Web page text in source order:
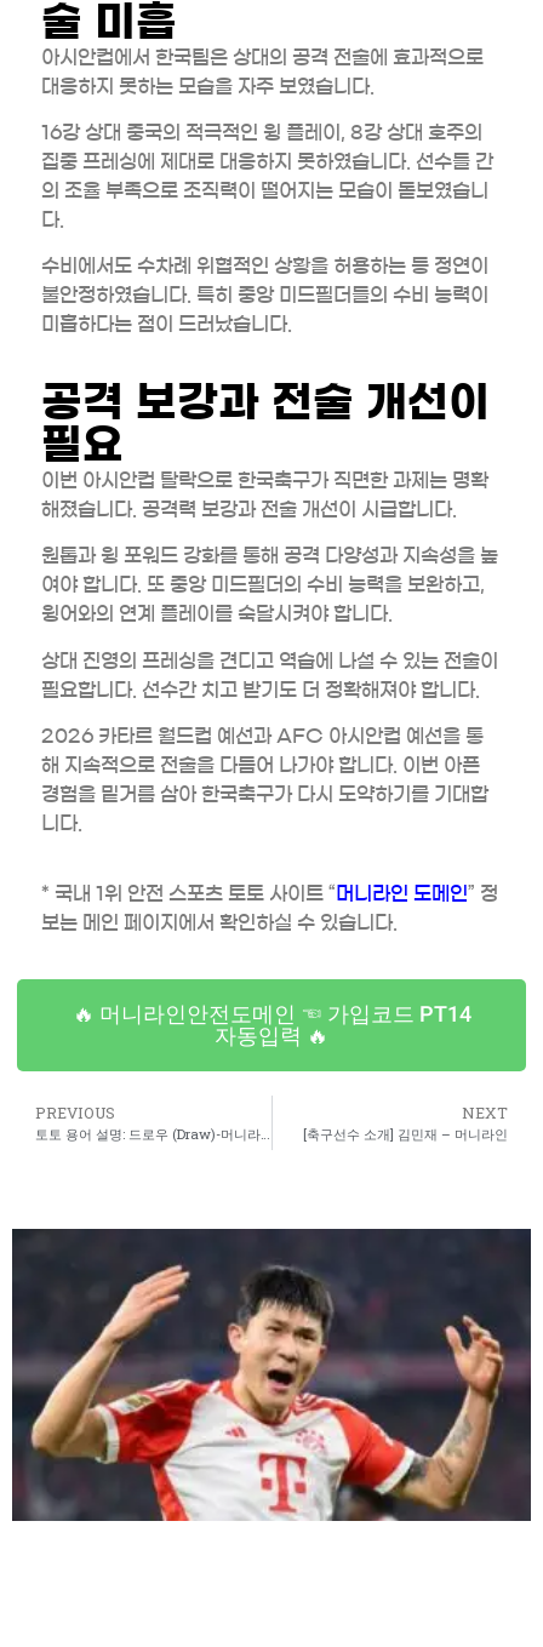
술 미흡
아시안컵에서 한국팀은 상대의 공격 전술에 효과적으로
대응하지 못하는 모습을 자주 보였습니다.
16강 상대 중국의 적극적인 윙 플레이, 8강 상대 호주의
집중 프레싱에 제대로 대응하지 못하였습니다. 선수들 간
의 조율 부족으로 조직력이 떨어지는 모습이 돋보였습니
다.
수비에서도 수차례 위협적인 상황을 허용하는 등 정연이
불안정하였습니다. 특히 중앙 미드필더들의 수비 능력이
미흡하다는 점이 드러났습니다.
공격 보강과 전술 개선이
필요
이번 아시안컵 탈락으로 한국축구가 직면한 과제는 명확
해졌습니다. 공격력 보강과 전술 개선이 시급합니다.
원톱과 윙 포워드 강화를 통해 공격 다양성과 지속성을 높
여야 합니다. 또 중앙 미드필더의 수비 능력을 보완하고,
윙어와의 연계 플레이를 숙달시켜야 합니다.
상대 진영의 프레싱을 견디고 역습에 나설 수 있는 전술이
필요합니다. 선수간 치고 받기도 더 정확해져야 합니다.
2026 카타르 월드컵 예선과 AFC 아시안컵 예선을 통
해 지속적으로 전술을 다듬어 나가야 합니다. 이번 아픈
경험을 밑거름 삼아 한국축구가 다시 도약하기를 기대합
니다.
* 국내 1위 안전 스포츠 토토 사이트 “ 머니라인 도메인” 정
보는 메인 페이지에서 확인하실 수 있습니다.
🔥 머니라인안전도메인 ☜ 가입코드 PT14
자동입력 🔥
PREVIOUS NEXT
[축구선수 소개] 김민재 – 머니라인